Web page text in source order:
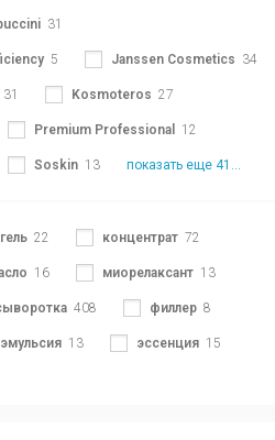
31
5 Janssen Cosmetics 34
31 Kosmoteros 27
Premium Professional 12
Soskin 13 показать еще 41...
гель 22 концентрат 72
16 миорелаксант 13
408 филлер 8
эмульсия 13 эссенция 15